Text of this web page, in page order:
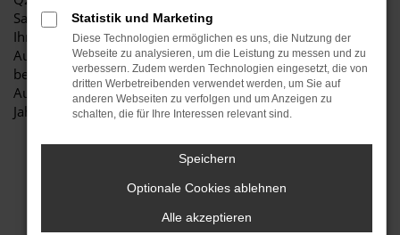
Sachen Qualität und Leistung erfüllen. Wir sind seit Jahren
Ihr vertrauenswürdiger Partner, wenn es um erstklassige
Automobile geht. Erfahren Sie mehr über unsere
beeindruckende Audi Q2 Jahreswagen Flotte und warum
Autohaus Stiglmayr die bevorzugte Adresse für Audi Q2
Jahreswagen Liebhaber ist.
Statistik und Marketing
Diese Technologien ermöglichen es uns, die Nutzung der
Webseite zu analysieren, um die Leistung zu messen und zu
verbessern. Zudem werden Technologien eingesetzt, die von
dritten Werbetreibenden verwendet werden, um Sie auf
anderen Webseiten zu verfolgen und um Anzeigen zu
schalten, die für Ihre Interessen relevant sind.
Speichern
Optionale Cookies ablehnen
Alle akzeptieren